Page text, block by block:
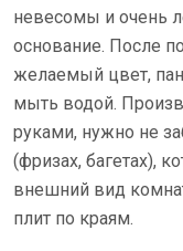
невесомы и очень
основание. После
желаемый цвет,
мыть водой.
руками, нужно не
(фризах, багетах),
внешний вид
плит по краям.